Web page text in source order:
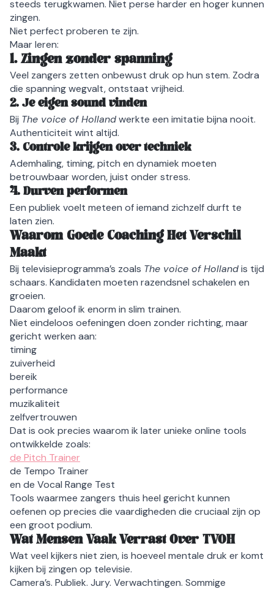
steeds terugkwamen. Niet perse harder en hoger kunnen
zingen.
Niet perfect proberen te zijn.
Maar leren:
1. Zingen zonder spanning
Veel zangers zetten onbewust druk op hun stem. Zodra
die spanning wegvalt, ontstaat vrijheid.
2. Je eigen sound vinden
Bij The voice of Hollandwerkte een imitatie bijna nooit.
Authenticiteit wint altijd.
3. Controle krijgen over techniek
Ademhaling, timing, pitch en dynamiek moeten
betrouwbaar worden, juist onder stress.
4. Durven performen
Een publiek voelt meteen of iemand zichzelf durft te
laten zien.
Waarom Goede Coaching Het Verschil
Maakt
Bij televisieprogramma’s zoals The voice of Hollandis tijd
schaars. Kandidaten moeten razendsnel schakelen en
groeien.
Daarom geloof ik enorm in slim trainen.
Niet eindeloos oefeningen doen zonder richting, maar
gericht werken aan:
timing
zuiverheid
bereik
performance
muzikaliteit
zelfvertrouwen
Dat is ook precies waarom ik later unieke online tools
ontwikkelde zoals:
de Pitch Trainer
de Tempo Trainer
en de Vocal Range Test
Tools waarmee zangers thuis heel gericht kunnen
oefenen op precies die vaardigheden die cruciaal zijn op
een groot podium.
Wat Mensen Vaak Verrast Over TVOH
Wat veel kijkers niet zien, is hoeveel mentale druk er komt
kijken bij zingen op televisie.
Camera’s. Publiek. Jury. Verwachtingen. Sommige